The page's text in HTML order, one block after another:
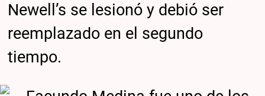
Newell’s se lesionó y debió ser
reemplazado en el segundo
tiempo.